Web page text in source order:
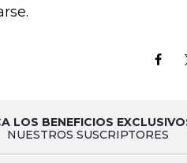
LOS BENEFICIOS
NUESTROS SUSCRIPTORES